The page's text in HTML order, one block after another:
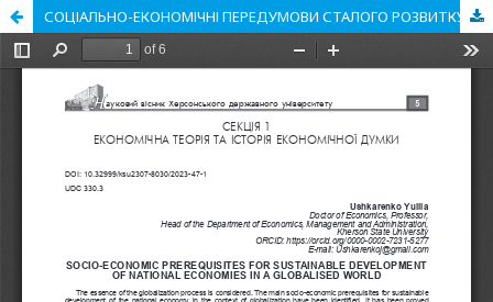
СОЦІАЛЬНО-ЕКОНОМІЧНІ ПЕРЕДУМОВИ СТАЛОГО РОЗВИТКУ НАЦІОНАЛЬНОЇ ЕКОНОМІКИ В УМОВАХ ГЛОБАЛІЗАЦІЇ